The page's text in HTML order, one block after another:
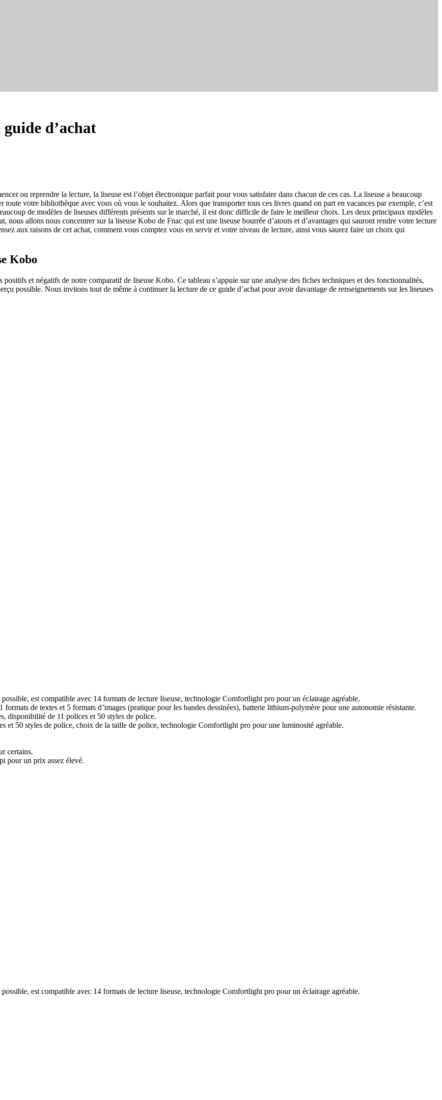
d’achat
ou reprendre la lecture, la liseuse est l’objet électronique parfait pour vous satisfaire dans chacun de ces cas. La liseuse a beaucoup
votre bibliothèque avec vous où vous le souhaitez. Alors que transporter tous ces livres quand on part en vacances par exemple, c’est
de modèles de liseuses différents présents sur le marché, il est donc difficile de faire le meilleur choix. Les deux principaux modèles
allons nous concentrer sur la liseuse Kobo de Fnac qui est une liseuse bourrée d’atouts et d’avantages qui sauront rendre votre lecture
aux raisons de cet achat, comment vous comptez vous en servir et votre niveau de lecture, ainsi vous saurez faire un choix qui
Kobo
et négatifs de notre comparatif de liseuse Kobo. Ce tableau s’appuie sur une analyse des fiches techniques et des fonctionnalités,
possible. Nous invitons tout de même à continuer la lecture de ce guide d’achat pour avoir davantage de renseignements sur les liseuses
est compatible avec 14 formats de lecture liseuse, technologie Comfortlight pro pour un éclairage agréable.
de textes et 5 formats d’images (pratique pour les bandes dessinées), batterie lithium-polymère pour une autonomie résistante.
disponibilité de 11 polices et 50 styles de police.
et 50 styles de police, choix de la taille de police, technologie Comfortlight pro pour une luminosité agréable.
certains.
pour un prix assez élevé.
est compatible avec 14 formats de lecture liseuse, technologie Comfortlight pro pour un éclairage agréable.